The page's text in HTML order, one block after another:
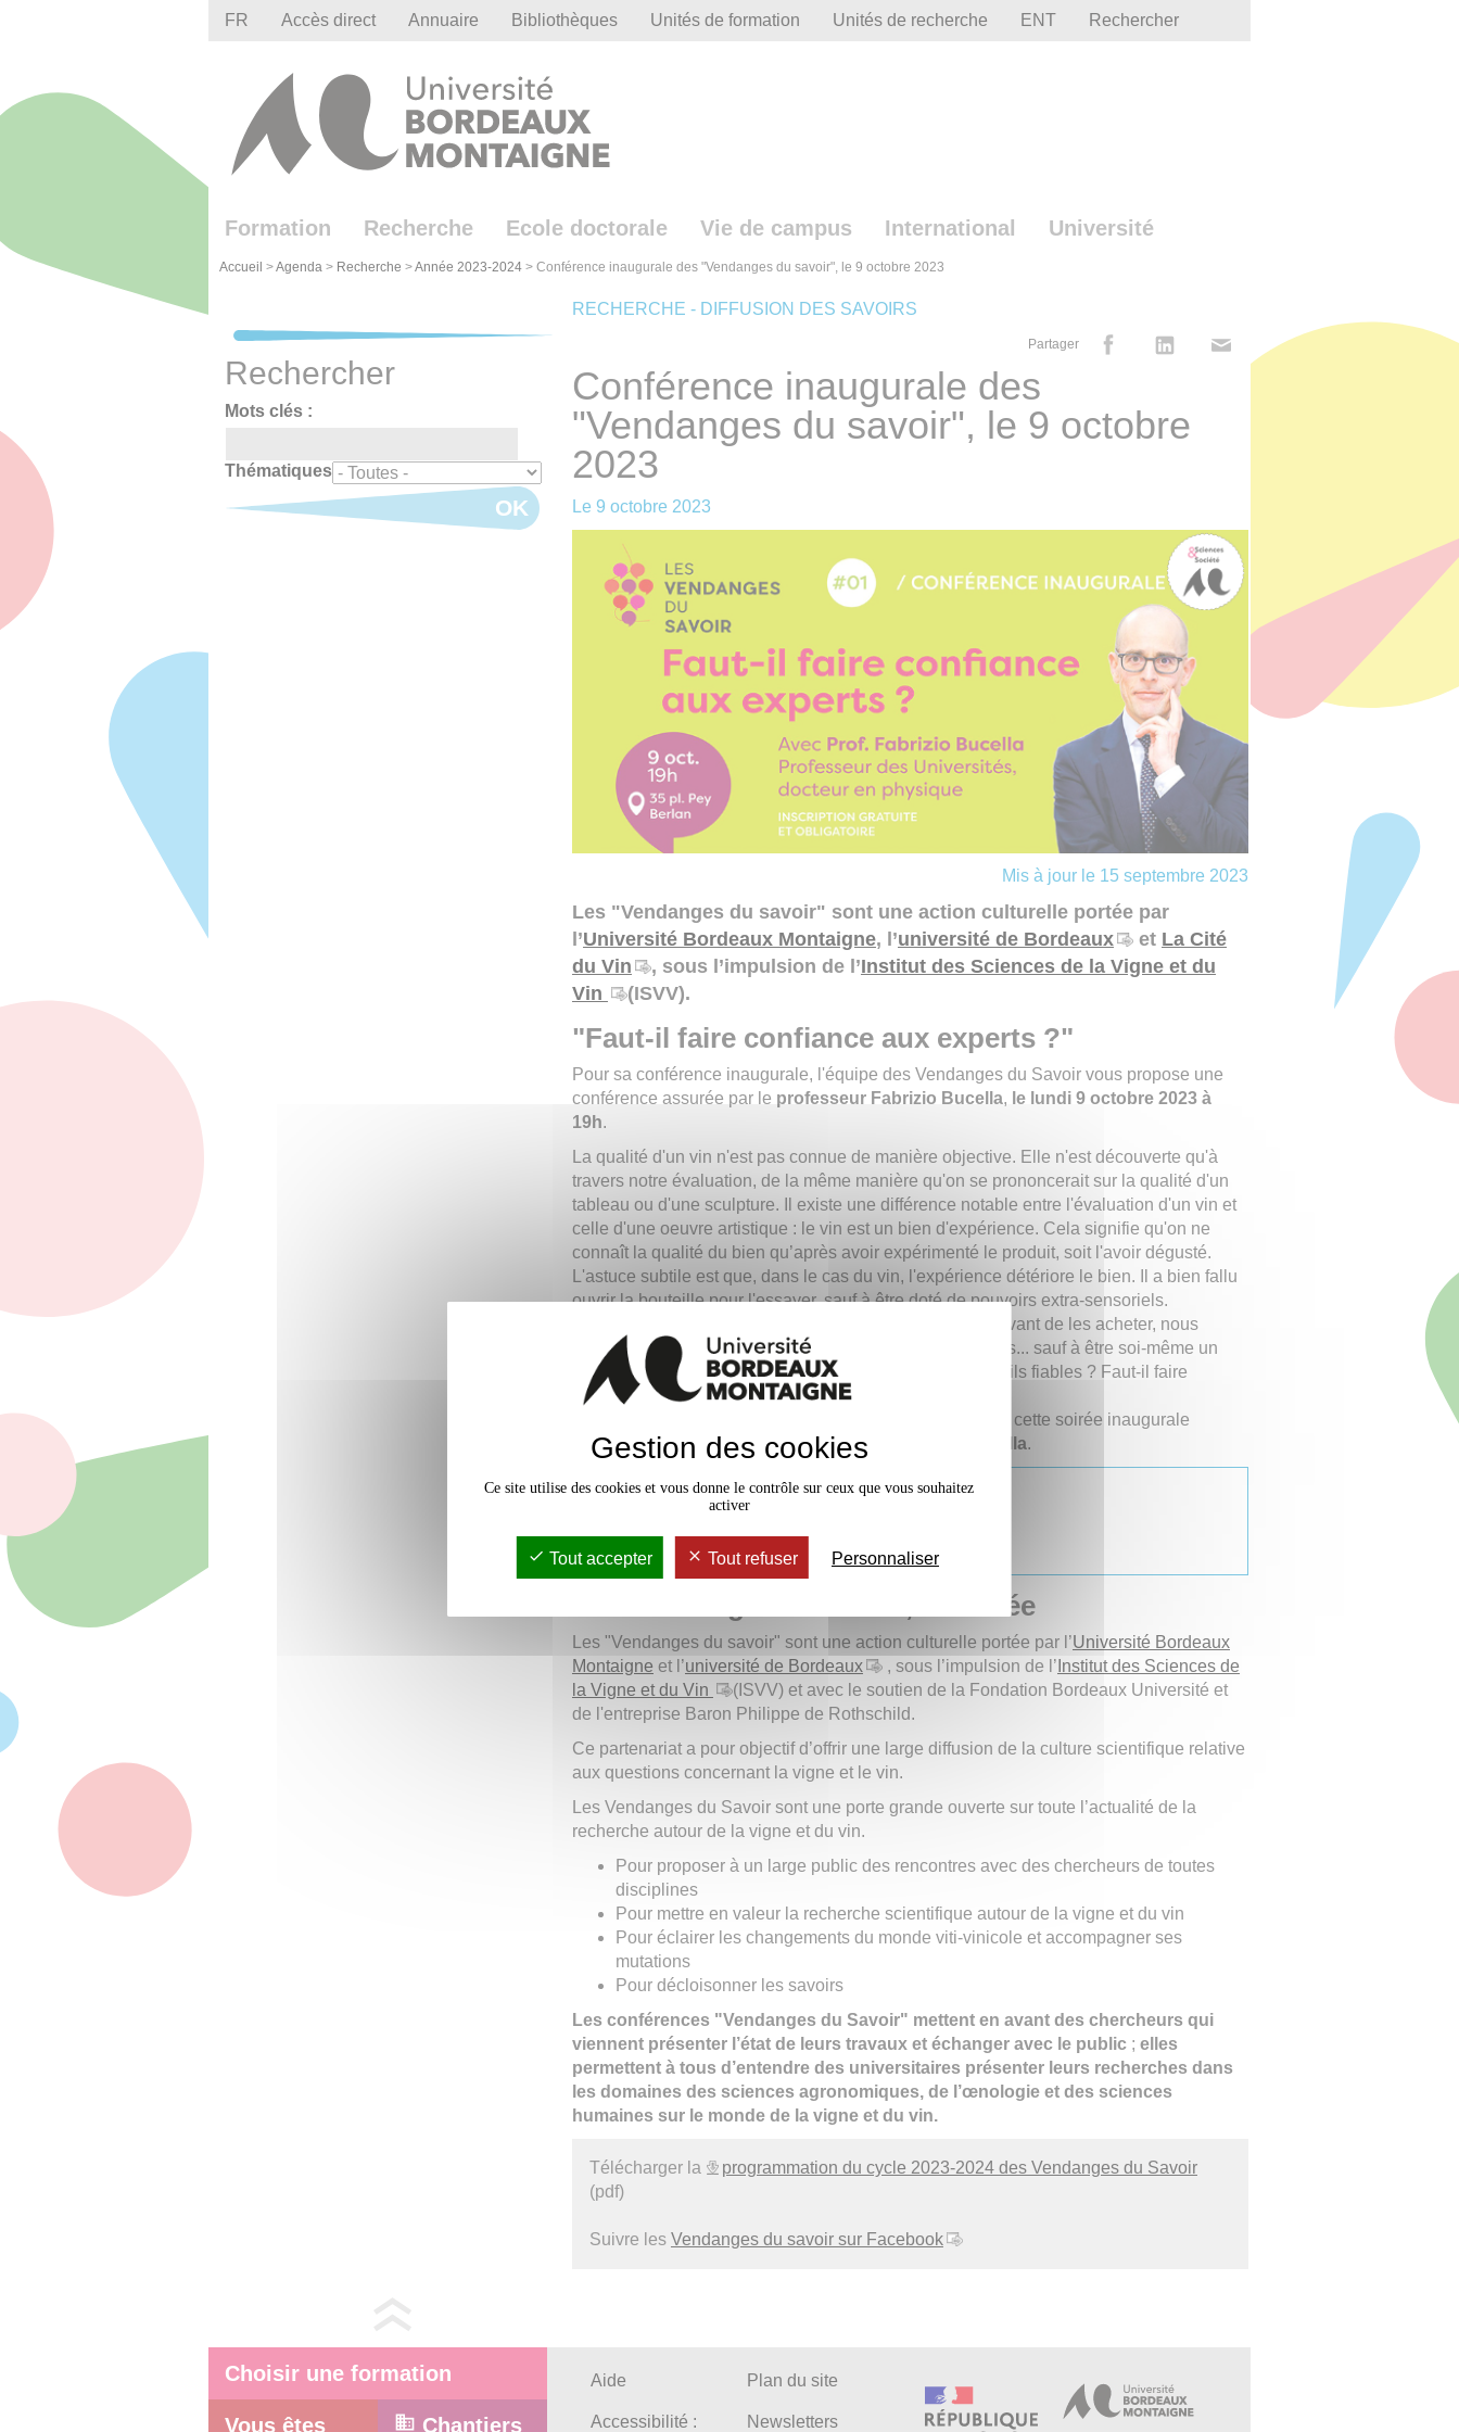
FR Accès direct Annuaire Bibliothèques Unités de formation Unités de recherche ENT Rechercher
Formation Recherche Ecole doctorale Vie de campus International Université
Accueil >Agenda > Recherche >Année 2023-2024 > Conférence inaugurale des "Vendanges du savoir", le 9 octobre 2023
RECHERCHE - DIFFUSION DES SAVOIRS
Partager
Conférence inaugurale des
"Vendanges du savoir", le 9 octobre
2023
Le 9 octobre 2023
Mis à jour le 15 septembre 2023
Les "Vendanges du savoir" sont une action culturelle portée par
l’Université Bordeaux Montaigne, l’université de Bordeaux et La Cité
du Vin
, sous l’impulsion de l’Institut des Sciences de la Vigne et du
Vin
(ISVV).
"Faut-il faire confiance aux experts ?"
Pour sa conférence inaugurale, l'équipe des Vendanges du Savoir vous propose une
conférence assurée par le professeur Fabrizio Bucella, le lundi 9 octobre 2023 à
19h.
La qualité d'un vin n'est pas connue de manière objective. Elle n'est découverte qu'à
travers notre évaluation, de la même manière qu'on se prononcerait sur la qualité d'un
tableau ou d'une sculpture. Il existe une différence notable entre l'évaluation d'un vin et
celle d'une oeuvre artistique : le vin est un bien d'expérience. Cela signifie qu'on ne
connaît la qualité du bien qu’après avoir expérimenté le produit, soit l'avoir dégusté.
L'astuce subtile est que, dans le cas du vin, l'expérience détériore le bien. Il a bien fallu
ouvrir la bouteille pour l'essayer, sauf à être doté de pouvoirs extra-sensoriels.
Vu qu'on ne peut décemment pas essayer tous les vins avant de les acheter, nous
sommes nécessairement conduits à nous fier aux experts... sauf à être soi-même un
expert. Vient alors la question fatidique : les experts sont-ils fiables ? Faut-il faire
confiance aux experts ?
Telle est la question qui permet d’introduire les débats de cette soirée inaugurale
proposée exceptionnellement par leprof. Fabrizio Bucella.
Quand ?lundi 9 octobre 2023 de 19h à 20h30
année
Les "Vendanges du savoir" sont une action culturelle portée par l’Université Bordeaux
Montaigne et l’université de Bordeaux , sous l’impulsion de l’ Institut des Sciences de
la Vigne et du Vin
(ISVV) et avec le soutien de la Fondation Bordeaux Université et
de l'entreprise Baron Philippe de Rothschild.
Ce partenariat a pour objectif d’offrir une large diffusion de la culture scientifique relative
aux questions concernant la vigne et le vin.
Les Vendanges du Savoir sont une porte grande ouverte sur toute l’actualité de la
recherche autour de la vigne et du vin.
Pour proposer à un large public des rencontres avec des chercheurs de toutes
disciplines
Pour mettre en valeur la recherche scientifique autour de la vigne et du vin
Pour éclairer les changements du monde viti-vinicole et accompagner ses
mutations
Pour décloisonner les savoirs
Les conférences "Vendanges du Savoir" mettent en avant des chercheurs qui
viennent présenter l’état de leurs travaux et échanger avec le public; elles
permettent à tous d’entendre des universitaires présenter leurs recherches dans
les domaines des sciences agronomiques, de l’œnologie et des sciences
humaines sur le monde de la vigne et du vin.
Télécharger la
programmation du cycle 2023-2024 des Vendanges du Savoir
(pdf)
Suivre les Vendanges du savoir sur Facebook
Rechercher
Mots clés :
Thématiques
OK
Choisir une formation
Vous êtes Chantiers
Aide
Accessibilité :
Plan du site
Newsletters
Gestion des cookies
Ce site utilise des cookies et vous donne le contrôle sur ceux que vous souhaitez
activer
Tout accepter Tout refuser Personnaliser